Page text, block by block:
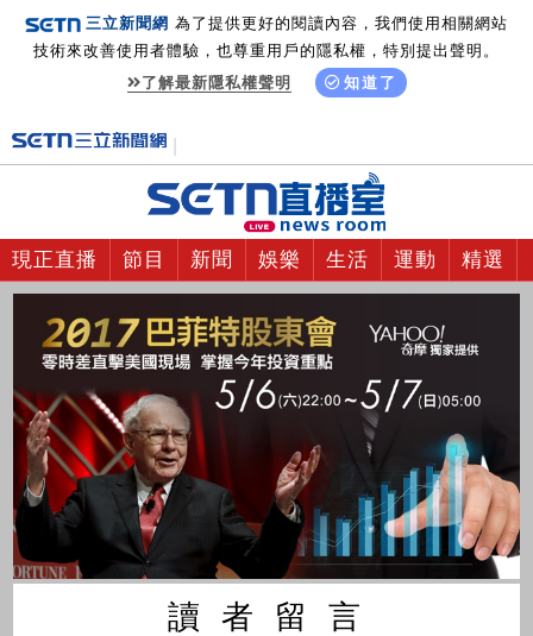
三立新聞網 為了提供更好的閱讀內容，我們使用相關網站
技術來改善使用者體驗，也尊重用戶的隱私權，特別提出聲明。
了解最新隱私權聲明
知道了
現正直播 節目 新聞 娛樂 生活 運動 精選
讀 者 留 言